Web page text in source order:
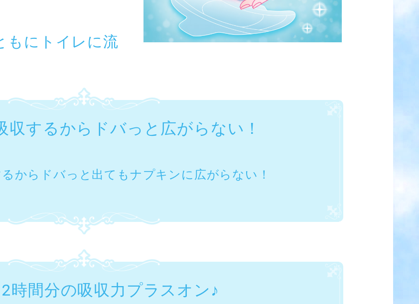
もにトイレに流
収するからドバっと広がらない！
からドバっと出てもナプキンに広がらない！
2時間分の吸収力プラスオン♪